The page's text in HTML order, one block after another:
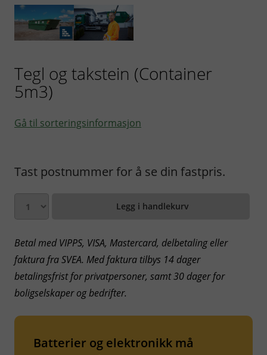
Tegl og takstein (Container
5m3)
Gå til sorteringsinformasjon
Tast postnummer for å se din fastpris.
Legg i handlekurv
Betal med VIPPS, VISA, Mastercard, delbetaling eller
faktura fra SVEA. Med faktura tilbys 14 dager
betalingsfrist for privatpersoner, samt 30 dager for
boligselskaper og bedrifter.
Batterier og elektronikk må